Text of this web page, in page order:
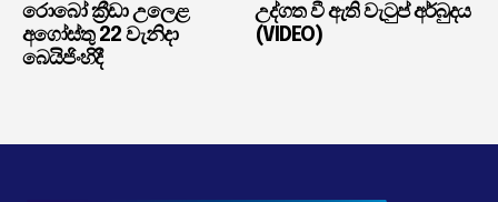
රොබෝ ක්‍රීඩා උලෙළ
අගෝස්තු 22 වැනිදා
බෙයිජිංහිදී
උද්ගත වී ඇති වැටුප් අර්බුදය
(VIDEO)